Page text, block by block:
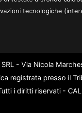
tecnologiche
- Via Nicola
registrata presso il
i diritti riservati -